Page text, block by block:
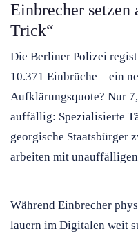
Einbrecher
Trick“
Die Berliner Polizei
10.371 Einbrüche – ein
Aufklärungsquote? Nur
auffällig: Spezialisierte
georgische Staatsbürger
arbeiten mit
Während Einbrecher
lauern im Digitalen weit